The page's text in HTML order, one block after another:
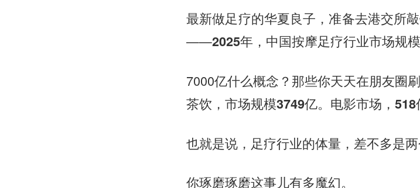
最新做足疗的华夏良子，准备去港交所
——2025年，中国按摩足疗行业市场规
7000亿什么概念？那些你天天在朋友圈
茶饮，市场规模3749亿。 电影市场， 518
也就是说，足疗行业的体量，差不多是
你琢磨琢磨这事儿有多魔幻。